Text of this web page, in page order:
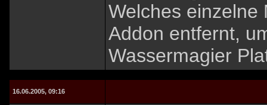
Welches einzelne
Addon entfernt,
Wassermagier
16.06.2005, 09:16